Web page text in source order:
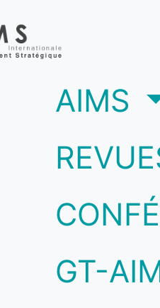
AIMS
GT-